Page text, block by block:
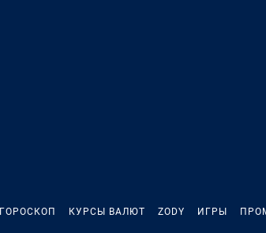
ГОРОСКОП КУРСЫ ВАЛЮТ ZODY ИГРЫ